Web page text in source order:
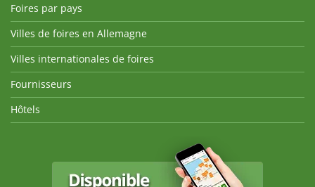
Foires par pays
Villes de foires en Allemagne
Villes internationales de foires
Fournisseurs
Hôtels